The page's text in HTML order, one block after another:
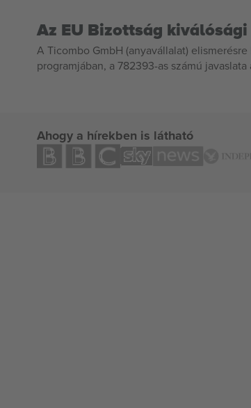
Az EU Bizottság kiválósági
A Ticombo GmbH (anyavállalat)
programjában, a 782393-as számú javaslata
Ahogy a hírekben is látható